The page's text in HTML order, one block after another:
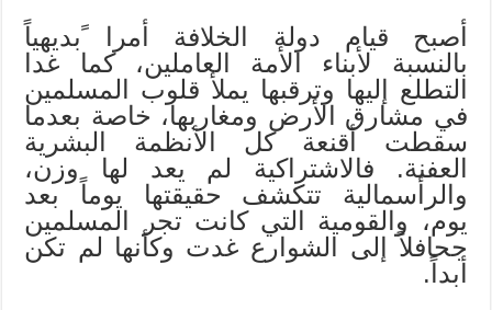
أصبح قيام دولة الخلافة أمرا ًبديهياً
بالنسبة لأبناء الأمة العاملين، كما غدا
التطلع إليها وترقبها يملأ قلوب المسلمين
في مشارق الأرض ومغاربها، خاصة بعدما
سقطت أقنعة كل الأنظمة البشرية
العفنة. فالاشتراكية لم يعد لها وزن،
والرأسمالية تتكشف حقيقتها يوماً بعد
يوم، والقومية التي كانت تجر المسلمين
جحافلاً إلى الشوارع غدت وكأنها لم تكن
أبداً.